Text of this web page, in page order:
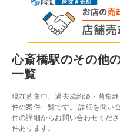
心斎橋駅のその他
一覧
現在募集中、過去成約済・募集
件の案件一覧です。 詳細を問い
件の詳細からお問い合わせくだ
件あります。